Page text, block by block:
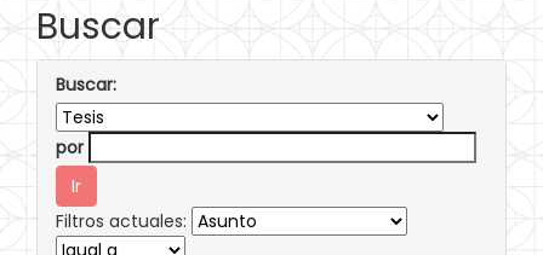
Buscar
Buscar:
por
Filtros actuales: